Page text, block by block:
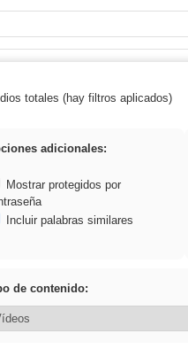
de: Ahmet
totales (hay filtros aplicados)
adicionales:
Mostrar protegidos por
Incluir palabras similares
de contenido: